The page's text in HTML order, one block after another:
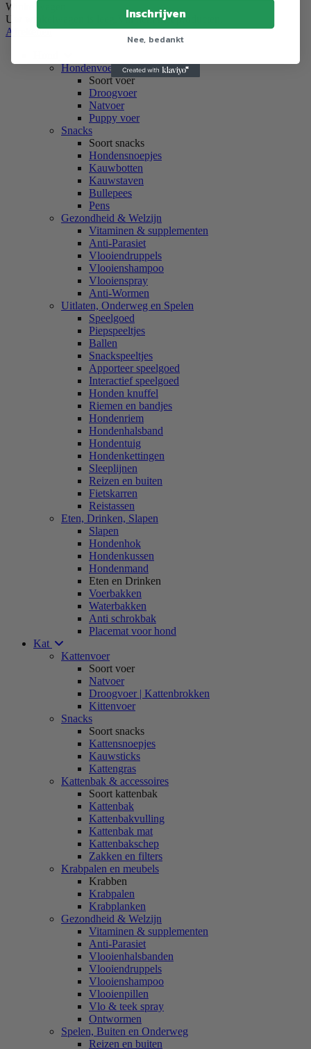
Winkelwagen
Uw winkelwagen is leeg.
Vul hem met producten.
Afrekenen
Hondenvoer
Soort voer
Droogvoer
Natvoer
Puppy voer
Snacks
Soort snacks
Hondensnoepjes
Kauwbotten
Kauwstaven
Bullepees
Pens
Gezondheid & Welzijn
Vitaminen & supplementen
Anti-Parasiet
Vlooiendruppels
Vlooienshampoo
Vlooienspray
Anti-Wormen
Uitlaten, Onderweg en Spelen
Speelgoed
Piepspeeltjes
Ballen
Snackspeeltjes
Apporteer speelgoed
Interactief speelgoed
Honden knuffel
Riemen en bandjes
Hondenriem
Hondenhalsband
Hondentuig
Hondenkettingen
Sleeplijnen
Reizen en buiten
Fietskarren
Reistassen
Eten, Drinken, Slapen
Slapen
Hondenhok
Hondenkussen
Hondenmand
Eten en Drinken
Voerbakken
Waterbakken
Anti schrokbak
Placemat voor hond
Kat
Kattenvoer
Soort voer
Natvoer
Droogvoer | Kattenbrokken
Kittenvoer
Snacks
Soort snacks
Kattensnoepjes
Kauwsticks
Kattengras
Kattenbak & accessoires
Soort kattenbak
Kattenbak
Kattenbakvulling
Kattenbak mat
Kattenbakschep
Zakken en filters
Krabpalen en meubels
Krabben
Krabpalen
Krabplanken
Gezondheid & Welzijn
Vitaminen & supplementen
Anti-Parasiet
Vlooienhalsbanden
Vlooiendruppels
Vlooienshampoo
Vlooienpillen
Vlo & teek spray
Ontwormen
Spelen, Buiten en Onderweg
Reizen en buiten
Inschrijven
Nee, bedankt